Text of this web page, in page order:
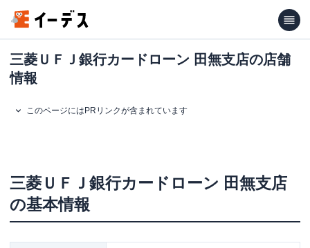
三菱ＵＦＪ銀行カードローン 田無支店の店舗
情報
このページにはPRリンクが含まれています
三菱ＵＦＪ銀行カードローン 田無支店
の基本情報